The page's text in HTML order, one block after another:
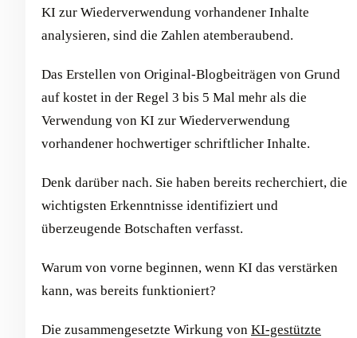
KI zur Wiederverwendung vorhandener Inhalte
analysieren, sind die Zahlen atemberaubend.
Das Erstellen von Original-Blogbeiträgen von Grund
auf kostet in der Regel 3 bis 5 Mal mehr als die
Verwendung von KI zur Wiederverwendung
vorhandener hochwertiger schriftlicher Inhalte.
Denk darüber nach. Sie haben bereits recherchiert, die
wichtigsten Erkenntnisse identifiziert und
überzeugende Botschaften verfasst.
Warum von vorne beginnen, wenn KI das verstärken
kann, was bereits funktioniert?
Die zusammengesetzte Wirkung von KI-gestützte